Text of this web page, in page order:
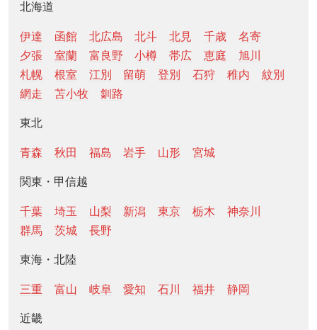
北海道
伊達 函館 北広島 北斗 北見 千歳
名寄
夕張
室蘭 富良野 小樽 帯広 恵庭
旭川
札幌
根室 江別 留萌 登別 石狩 稚内
紋別
網走
苫小牧 釧路
東北
青森 秋田 福島 岩手 山形 宮城
関東・甲信越
千葉 埼玉 山梨 新潟 東京 栃木
神奈川
群馬
茨城 長野
東海・北陸
三重 富山 岐阜 愛知 石川 福井 静岡
近畿